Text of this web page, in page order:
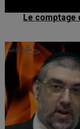
Le comptage